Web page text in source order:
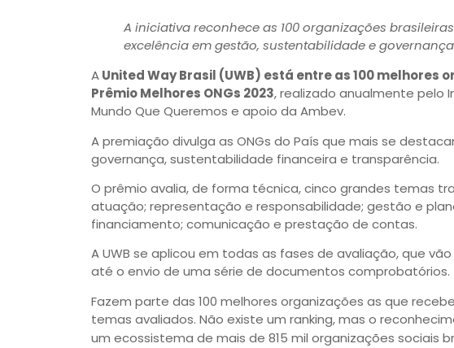
A iniciativa reconhece as 100 organizações
excelência em gestão, sustentabilidade e
AUnited Way Brasil (UWB) está entre as 100 melhores
Prêmio Melhores ONGs 2023, realizado anualmente pelo
Mundo Que Queremos e apoio da Ambev.
A premiação divulga as ONGs do País que mais se
governança, sustentabilidade financeira e transparência.
O prêmio avalia, de forma técnica, cinco grandes temas
atuação; representação e responsabilidade; gestão e
financiamento; comunicação e prestação de contas.
A UWB se aplicou em todas as fases de avaliação, que
até o envio de uma série de documentos comprobatórios.
Fazem parte das 100 melhores organizações as que
temas avaliados. Não existe um ranking, mas o
um ecossistema de mais de 815 mil organizações sociais